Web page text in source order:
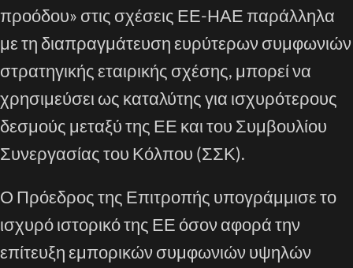
προόδου» στις σχέσεις ΕΕ-ΗΑΕ παράλληλα
με τη διαπραγμάτευση ευρύτερων συμφωνιών
στρατηγικής εταιρικής σχέσης, μπορεί να
χρησιμεύσει ως καταλύτης για ισχυρότερους
δεσμούς μεταξύ της ΕΕ και του Συμβουλίου
Συνεργασίας του Κόλπου (ΣΣΚ).
Ο Πρόεδρος της Επιτροπής υπογράμμισε το
ισχυρό ιστορικό της ΕΕ όσον αφορά την
επίτευξη εμπορικών συμφωνιών υψηλών